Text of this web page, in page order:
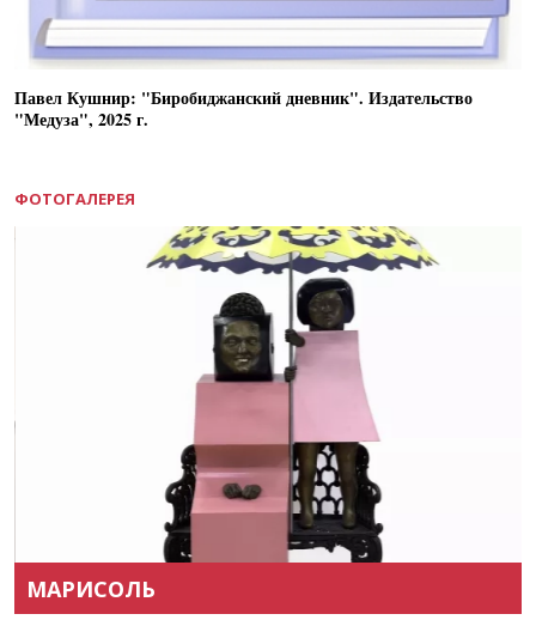
Павел Кушнир: "Биробиджанский дневник". Издательство
"Медуза", 2025 г.
ФОТОГАЛЕРЕЯ
МАРИСОЛЬ